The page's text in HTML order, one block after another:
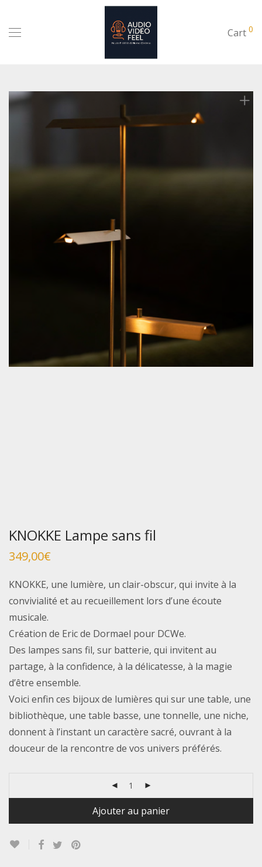
Cart 0
KNOKKE Lampe sans fil
349,00€
KNOKKE, une lumière, un clair-obscur, qui invite à la
convivialité et au recueillement lors d’une écoute
musicale.
Création de Eric de Dormael pour DCWe.
Des lampes sans fil, sur batterie, qui invitent au
partage, à la confidence, à la délicatesse, à la magie
d’être ensemble.
Voici enfin ces bijoux de lumières qui sur une table, une
bibliothèque, une table basse, une tonnelle, une niche,
donnent à l’instant un caractère sacré, ouvrant à la
douceur de la rencontre de vos univers préférés.
Ajouter au panier